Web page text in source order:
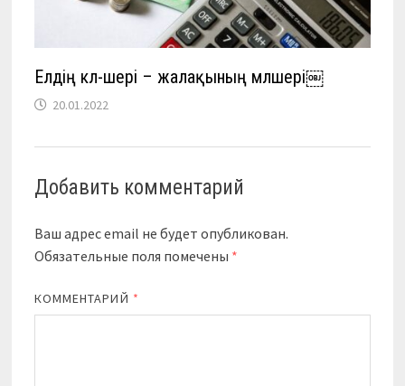
Елдің көл-шері – жалақының мөлшері￼
20.01.2022
Добавить комментарий
Ваш адрес email не будет опубликован.
Обязательные поля помечены *
КОММЕНТАРИЙ *